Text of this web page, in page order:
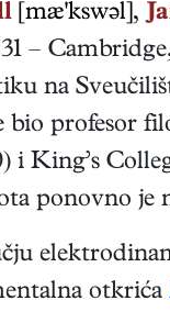
[mæ'kswəl],
–
na
bio profesor
i King’s
ponovno je
otkrića